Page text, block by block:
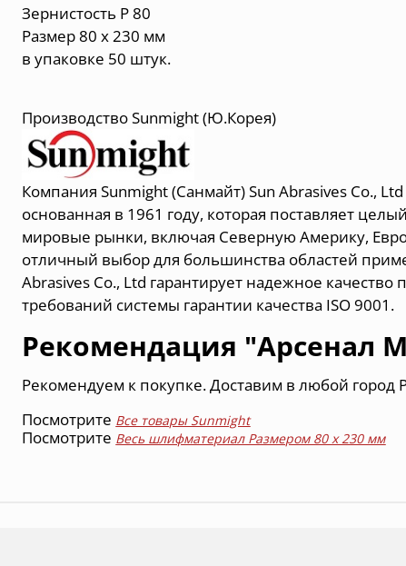
Зернистость P 80
Размер 80 х 230 мм
в упаковке 50 штук.
Производство Sunmight (Ю.Корея)
Компания Sunmight (Санмайт) Sun Abrasives Co.,
основанная в 1961 году, которая поставляет
мировые рынки, включая Северную Америку,
отличный выбор для большинства областей
Abrasives Co., Ltd гарантирует надежное
требований системы гарантии качества ISO 9001.
Рекомендация "Арсенал
Рекомендуем к покупке. Доставим в любой город
Посмотрите Все товары Sunmight
Посмотрите Весь шлифматериал Размером 80 х 230 мм